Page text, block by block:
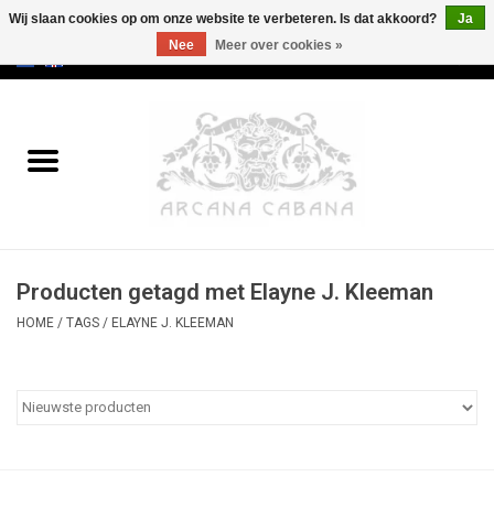
Oud & Zeldzaam
Erotica
Categorieën
Producten getagd met Elayne J. Kleeman
HOME / TAGS / ELAYNE J. KLEEMAN
Wij slaan cookies op om onze website te verbeteren. Is dat akkoord?
Ja
Nee
Meer over cookies »